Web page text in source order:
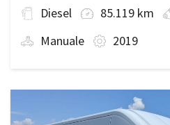
Diesel 85.119 km
Manuale
2019